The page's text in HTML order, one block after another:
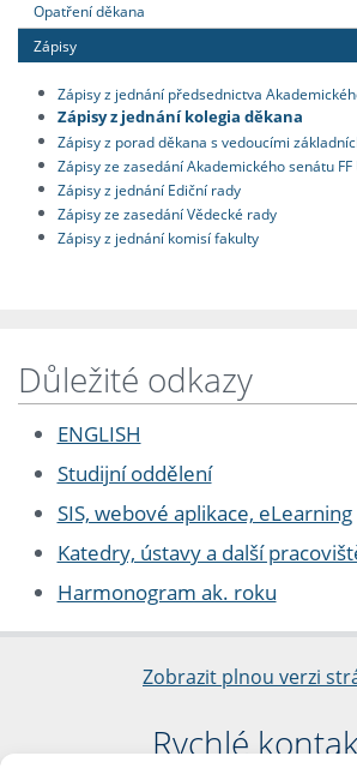
Opatření děkana
Zápisy
Zápisy z jednání předsednictva
Zápisy z jednání kolegia děkana
Zápisy z porad děkana s vedoucími
Zápisy ze zasedání Akademického senátu FF
Zápisy z jednání Ediční rady
Zápisy ze zasedání Vědecké rady
Zápisy z jednání komisí fakulty
Důležité odkazy
ENGLISH
Studijní oddělení
SIS, webové aplikace, eLearning
Katedry, ústavy a další
Harmonogram ak. roku
Zobrazit plnou verzi
Rychlé